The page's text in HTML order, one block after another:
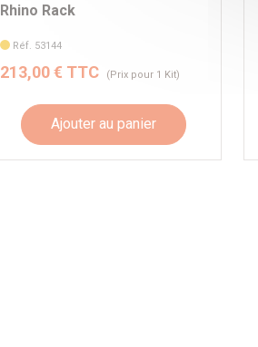
Rhino Rack
Réf. 53144
213,00 € TTC (Prix pour 1 Kit)
Ajouter au panier